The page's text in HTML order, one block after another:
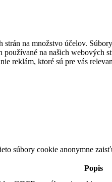
na množstvo účelov.
na našich webových
reklám, ktoré sú pre vás
súbory cookie anonymne
Popis